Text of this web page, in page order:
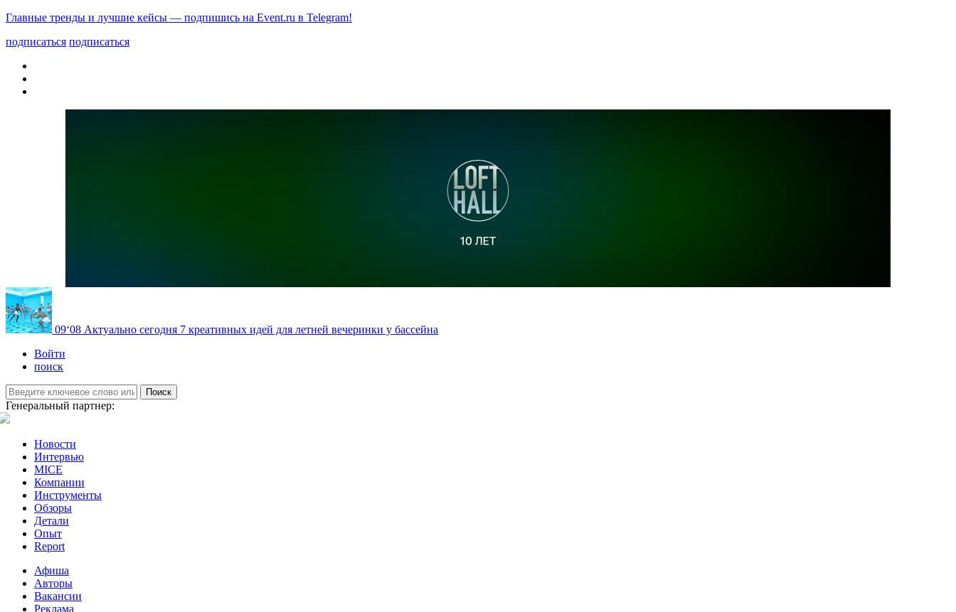
Главные тренды и лучшие кейсы — подпишись на Event.ru в Telegram!
подписаться подписаться
09‘08 Актуально сегодня 7 креативных идей для летней вечеринки у бассейна
Войти
поиск
Поиск
Генеральный партнер:
Новости
Интервью
MICE
Компании
Инструменты
Обзоры
Детали
Опыт
Report
Афиша
Авторы
Вакансии
Реклама